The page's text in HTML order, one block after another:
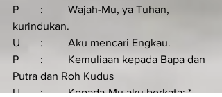
P	:	Wajah-Mu, ya Tuhan,
kurindukan.
U	:	Aku mencari Engkau.
P	:	Kemuliaan kepada Bapa dan
Putra dan Roh Kudus
U	:	Kepada-Mu aku berkata: *